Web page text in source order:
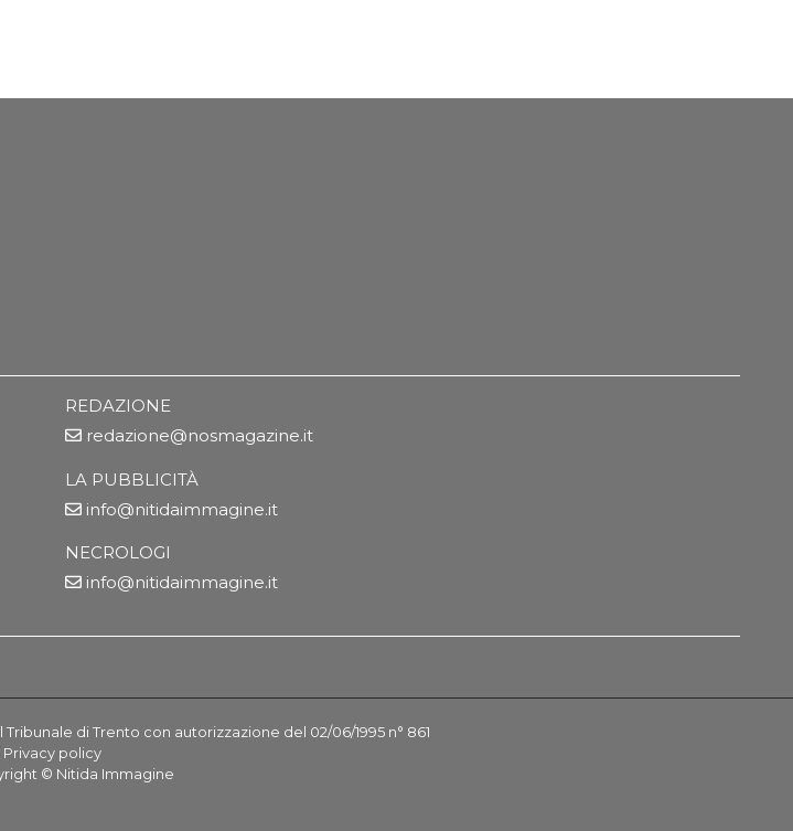
REDAZIONE
redazione@nosmagazine.it
LA PUBBLICITÀ
info@nitidaimmagine.it
NECROLOGI
info@nitidaimmagine.it
Tribunale di Trento con autorizzazione del 02/06/1995 n° 861
Privacy policy
© Nitida Immagine